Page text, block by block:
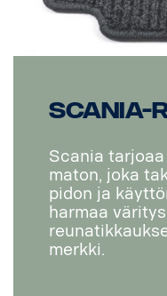
Scania-
Scania
maton, joka
pidon ja
harmaa
merkki.